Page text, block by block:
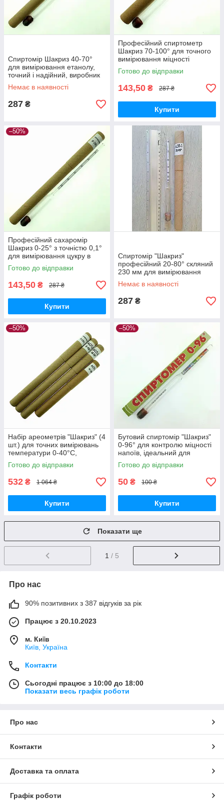
Спиртомір Шакриз 40-70°
для вимірювання етанолу,
точний і надійний, виробник
Україна
Немає в наявності
287 ₴
Професійний спиртометр
Шакриз 70-100° для точного
вимірювання міцності
дистилятів, з точністю 1°
Готово до відправки
143,50 ₴ 287 ₴
Купити
–50%
Професійний сахаромір
Шакриз 0-25° з точністю 0,1°
для вимірювання цукру в
рідині, Україна
Готово до відправки
143,50 ₴ 287 ₴
Купити
Спиртомір "Шакриз"
професійний 20-80° скляний
230 мм для вимірювання
міцності дистилятів і
настоянок
Немає в наявності
287 ₴
–50%
Набір ареометрів "Шакриз" (4
шт.) для точних вимірювань
температури 0-40°C,
виробництво Україна
Готово до відправки
532 ₴ 1 064 ₴
Купити
–50%
Бутовий спиртомір "Шакриз"
0-96° для контролю міцності
напоїв, ідеальний для
домашнього використання
Готово до відправки
50 ₴ 100 ₴
Купити
Показати ще
1 / 5
Про нас
90% позитивних з 387 відгуків за рік
Працює з 20.10.2023
м. Київ
Київ, Україна
Контакти
Сьогодні працює з 10:00 до 18:00
Показати весь графік роботи
Про нас
Контакти
Доставка та оплата
Графік роботи